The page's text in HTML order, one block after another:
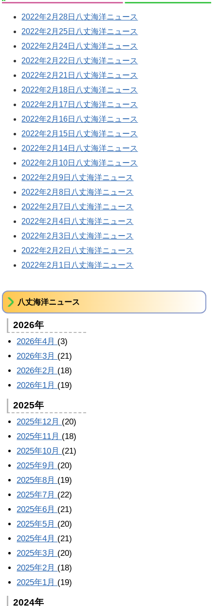
2022年2月28日八丈海洋ニュース
2022年2月25日八丈海洋ニュース
2022年2月24日八丈海洋ニュース
2022年2月22日八丈海洋ニュース
2022年2月21日八丈海洋ニュース
2022年2月18日八丈海洋ニュース
2022年2月17日八丈海洋ニュース
2022年2月16日八丈海洋ニュース
2022年2月15日八丈海洋ニュース
2022年2月14日八丈海洋ニュース
2022年2月10日八丈海洋ニュース
2022年2月9日八丈海洋ニュース
2022年2月8日八丈海洋ニュース
2022年2月7日八丈海洋ニュース
2022年2月4日八丈海洋ニュース
2022年2月3日八丈海洋ニュース
2022年2月2日八丈海洋ニュース
2022年2月1日八丈海洋ニュース
八丈海洋ニュース
2026年
2026年4月 (3)
2026年3月 (21)
2026年2月 (18)
2026年1月 (19)
2025年
2025年12月 (20)
2025年11月 (18)
2025年10月 (21)
2025年9月 (20)
2025年8月 (19)
2025年7月 (22)
2025年6月 (21)
2025年5月 (20)
2025年4月 (21)
2025年3月 (20)
2025年2月 (18)
2025年1月 (19)
2024年